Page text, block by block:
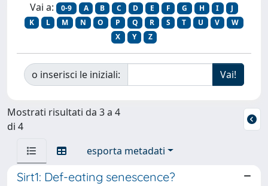
Vai a: 0-9 A B C D E F G H I
J
K
L M N O P Q R S T U V
W
X
Y Z
o inserisci le iniziali:
Mostrati risultati da 3 a 4
di 4
esporta metadati
Sirt1: Def-eating senescence?